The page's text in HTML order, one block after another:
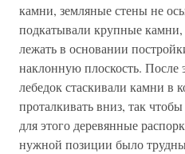
камни, земляные стены не
подкатывали крупные
лежать в основании
наклонную плоскость.
лебедок стаскивали камни в
проталкивать вниз, так
для этого деревянные
нужной позиции было